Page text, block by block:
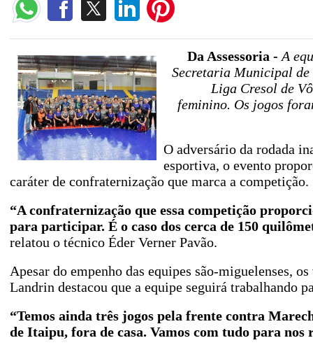
Da Assessoria - A
Secretaria Municipal de
Liga Cresol de
feminino. Os jogos
O adversário da rodada
esportiva, o evento
caráter de confraternização que marca a competição.
“A confraternização que essa competição
para participar. É o caso dos cerca de 150
relatou o técnico Éder Verner Pavão.
Apesar do empenho das equipes são-miguelenses,
Landrin destacou que a equipe seguirá trabalhando
“Temos ainda três jogos pela frente contra
de Itaipu, fora de casa. Vamos com tudo para nos